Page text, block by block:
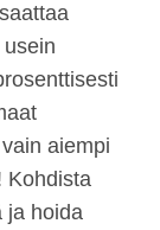
aiempi
Kohdista
ja hoida